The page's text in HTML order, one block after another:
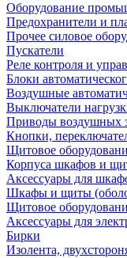
Оборудование
Предохранители и
Прочее силовое
Пускатели
Реле контроля и
Блоки
Воздушные
Выключатели
Приводы воздушных
Кнопки,
Щитовое
Корпуса шкафов и
Аксессуары для
Шкафы и щиты
Щитовое
Аксессуары для
Бирки
Изолента,